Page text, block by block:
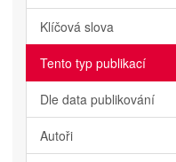
Klíčová slova
Tento typ publikací
Dle data publikování
Autoři